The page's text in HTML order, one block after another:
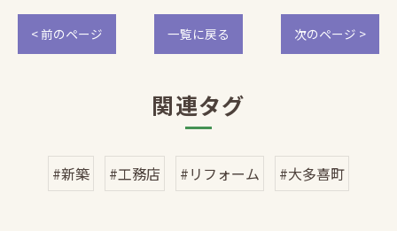
< 前のページ 一覧に戻る 次のページ >
関連タグ
#新築 #工務店 #リフォーム #大多喜町